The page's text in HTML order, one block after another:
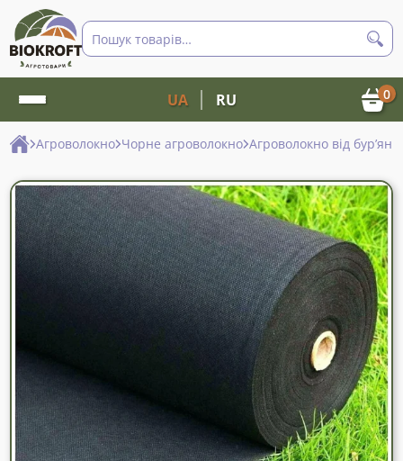
Пошук
товарів
UA RU 0
Агроволокно Чорне агроволокно Агроволокно від